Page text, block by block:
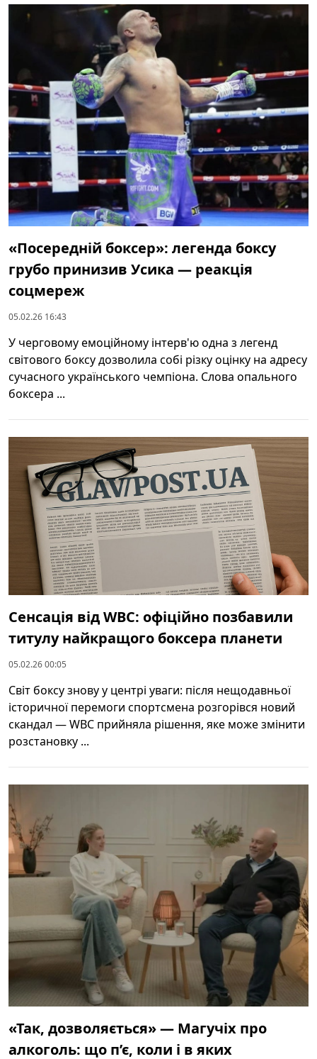
«Посередній боксер»: легенда боксу
грубо принизив Усика — реакція
соцмереж
05.02.26 16:43
У черговому емоційному інтерв'ю одна з легенд
світового боксу дозволила собі різку оцінку на адресу
сучасного українського чемпіона. Слова опального
боксера ...
Сенсація від WBC: офіційно позбавили
титулу найкращого боксера планети
05.02.26 00:05
Світ боксу знову у центрі уваги: після нещодавньої
історичної перемоги спортсмена розгорівся новий
скандал — WBC прийняла рішення, яке може змінити
розстановку ...
«Так, дозволяється» — Магучіх про
алкоголь: що п’є, коли і в яких